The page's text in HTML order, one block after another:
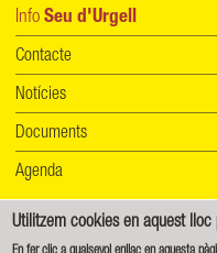
Info Seu d'Urgell
Contacte
Notícies
Documents
Agenda
Informació de protecció de dades
Utilitzem cookies en aquest